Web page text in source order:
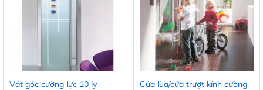
Vát góc cường lực 10 ly
Cửa lùa/cửa trượt kính cường